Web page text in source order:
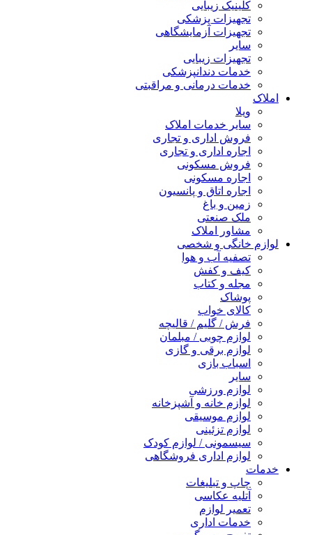
کلینیک زیبایی
تجهیزات پزشکی
تجهیزات آزمایشگاهی
سایر
تجهیزات زیبایی
خدمات دندانپزشکی
خدمات درمانی و مراقبتی
املاک
ویلا
سایر خدمات املاک
فروش اداری و تجاری
اجاره اداری و تجاری
فروش مسکونی
اجاره مسکونی
اجاره اتاق و پانسیون
زمین و باغ
ملک صنعتی
مشاور املاک
لوازم خانگی و شخصی
تصفیه آب و هوا
کیف و کفش
مجله و کتاب
پوشاک
کالای خواب
فرش / گلیم / قالیچه
لوازم چوبی / مبلمان
لوازم برقی و گازی
اسباب بازی
سایر
لوازم ورزشی
لوازم خانه و آشپزخانه
لوازم موسیقی
لوازم تزئینی
سیسمونی / لوازم کودک
لوازم اداری فروشگاهی
خدمات
چاپ و تبلیغات
آتلیه عکاسی
تعمیر لوازم
خدمات اداری